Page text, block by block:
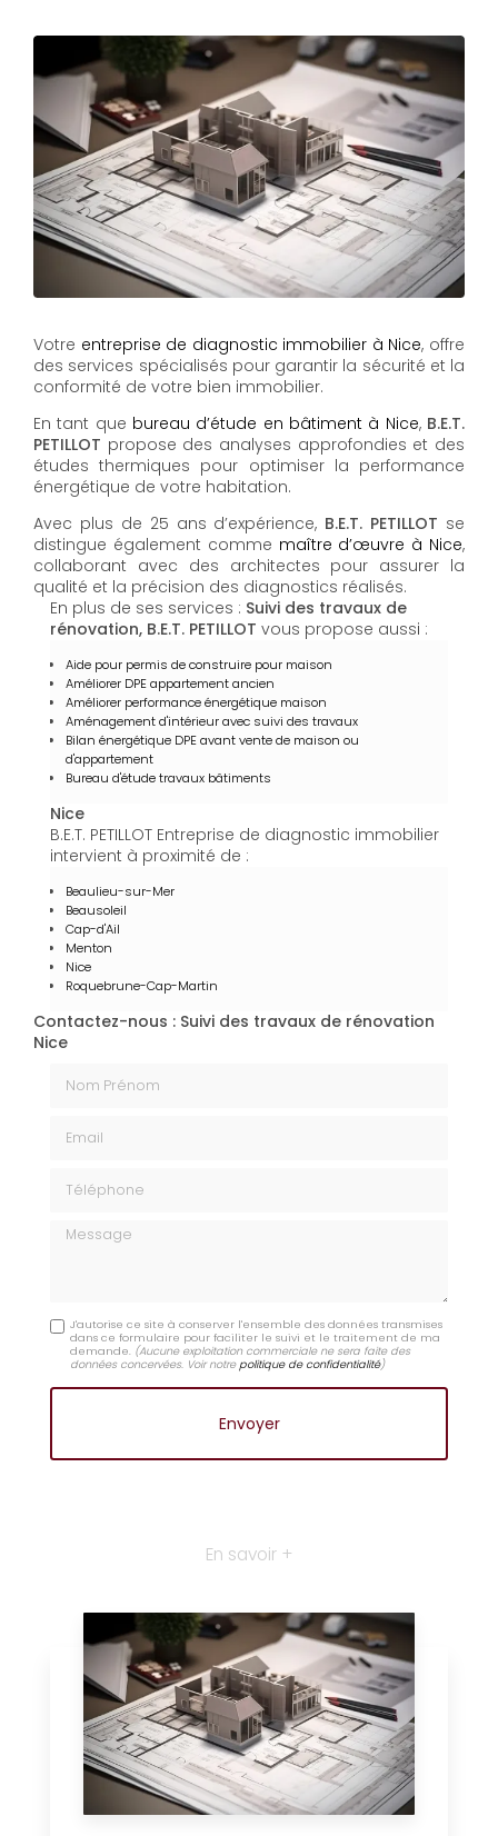
Votre entreprise de diagnostic immobilier à Nice, offre
des services spécialisés pour garantir la sécurité et la
conformité de votre bien immobilier.
En tant que bureau d’étude en bâtiment à Nice, B.E.T.
PETILLOT propose des analyses approfondies et des
études thermiques pour optimiser la performance
énergétique de votre habitation.
Avec plus de 25 ans d’expérience, B.E.T. PETILLOT se
distingue également comme maître d’œuvre à Nice,
collaborant avec des architectes pour assurer la
qualité et la précision des diagnostics réalisés.
En plus de ses services : Suivi des travaux de
rénovation, B.E.T. PETILLOT vous propose aussi :
Aide pour permis de construire pour maison
Améliorer DPE appartement ancien
Améliorer performance énergétique maison
Aménagement d'intérieur avec suivi des travaux
Bilan énergétique DPE avant vente de maison ou
d'appartement
Bureau d'étude travaux bâtiments
Nice
B.E.T. PETILLOT Entreprise de diagnostic immobilier
intervient à proximité de :
Beaulieu-sur-Mer
Beausoleil
Cap-d'Ail
Menton
Nice
Roquebrune-Cap-Martin
Contactez-nous : Suivi des travaux de rénovation
Nice
Message
J'autorise ce site à conserver l'ensemble des données transmises
dans ce formulaire pour faciliter le suivi et le traitement de ma
demande. (Aucune exploitation commerciale ne sera faite des
données concervées. Voir notrepolitique de confidentialité)
En savoir +